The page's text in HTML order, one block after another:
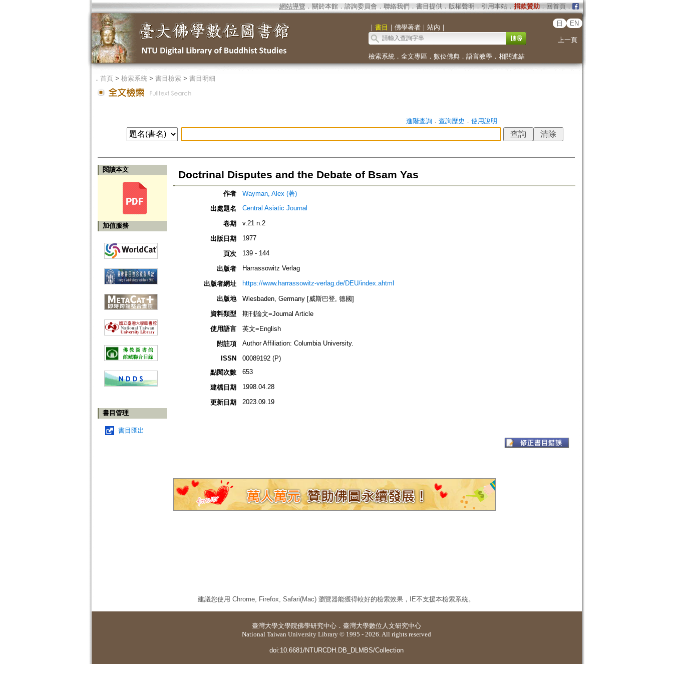
網站導覽 ． 關於本館． 諮詢委員會． 聯絡我們 ． 書目提供． 版權聲明 ． 引用本站． 捐款贊助．回首頁．
｜ 書目 ｜ 佛學著者｜ 站內 ｜
日 EN
上一頁
檢索系統． 全文專區 ． 數位佛典． 語言教學． 相關連結
． 首頁> 檢索系統> 書目檢索> 書目明細
進階查詢． 查詢歷史 ． 使用說明
閱讀本文
加值服務
書目管理
書目匯出
Doctrinal Disputes and the Debate of Bsam Yas
作者
Wayman, Alex (著)
出處題名
Central Asiatic Journal
卷期 v.21 n.2
出版日期 1977
頁次 139 - 144
出版者 Harrassowitz Verlag
出版者網址 https://www.harrassowitz-verlag.de/DEU/index.ahtml
出版地
Wiesbaden, Germany [威斯巴登, 德國]
資料類型
期刊論文=Journal Article
使用語言
英文=English
附註項
Author Affiliation: Columbia University.
ISSN
00089192 (P)
點閱次數
653
建檔日期 1998.04.28
更新日期 2023.09.19
建議您使用 Chrome, Firefox, Safari(Mac) 瀏覽器能獲得較好的檢索效果，IE不支援本檢索系統。
臺灣大學文學院佛學研究中心 ． 臺灣大學數位人文研究中心
National Taiwan University Library © 1995 - 2026. All rights reserved
doi:10.6681/NTURCDH.DB_DLMBS/Collection